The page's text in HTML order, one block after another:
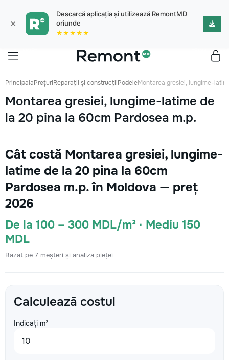
×
Descarcă aplicația și utilizează RemontMD
oriunde
★★★★★
PrincipalaPrețuriReparații și construcțiiPodeleMontarea gresiei, lungime-
Montarea gresiei, lungime-latime de
la 20 pina la 60cm Pardosea m.p.
Cât costă Montarea gresiei, lungime-
latime de la 20 pina la 60cm
Pardosea m.p. în Moldova — preț
2026
De la 100 – 300 MDL/m² · Mediu 150
MDL
Bazat pe 7 meșteri și analiza pieței
Calculează costul
Indicați m²